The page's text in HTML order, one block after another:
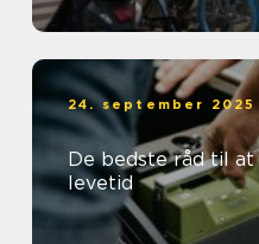
24. september 2025
De bedste råd til
levetid